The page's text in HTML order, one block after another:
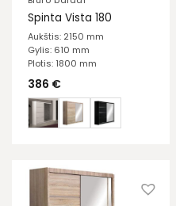
Spinta Vista 180
Aukštis: 2150 mm
Gylis: 610 mm
Plotis: 1800 mm
386 €